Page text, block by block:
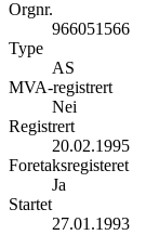
Orgnr.
966051566
Type
AS
MVA-registrert
Nei
Registrert
20.02.1995
Foretaksregisteret
Ja
Startet
27.01.1993